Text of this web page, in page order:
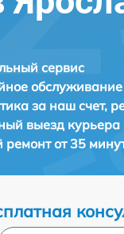
сервис
обслуживание
за наш счет,
выезд курьера
ремонтот 35